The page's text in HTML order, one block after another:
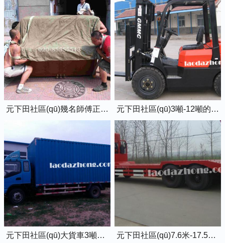
元下田社區(qū)幾名師傅正在抬鋼琴上樓 元下田社區(qū)3噸-12噸的柴油叉車出租
元下田社區(qū)大貨車3噸黃牌6米8的廂式貨車 元下田社區(qū)7.6米-17.5米平板貨車出租